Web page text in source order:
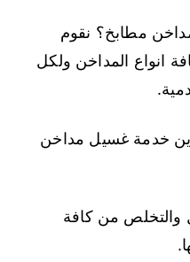
مطابخ؟ نقوم
انواع المداخن ولكل
خدمة غسيل مداخن
والتخلص من كافة